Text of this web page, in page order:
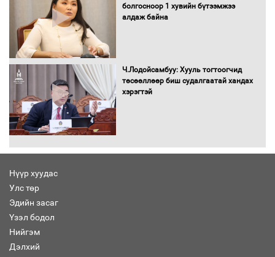
болгосноор 1 хувийн бүтээмжээ
алдаж байна
Ч.Лодойсамбуу: Хууль тогтоогчид
төсөөллөөр биш судалгаатай хандах
хэрэгтэй
Нүүр хуудас
Улс төр
Эдийн засаг
Үзэл бодол
Нийгэм
Дэлхий